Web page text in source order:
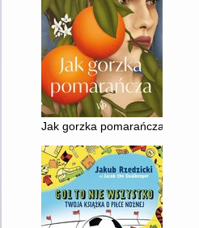
Jak gorzka pomarańcza